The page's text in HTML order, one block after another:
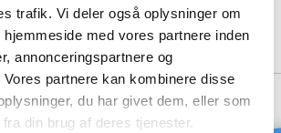
trafik. Vi deler også oplysninger om
med vores partnere inden
annonceringspartnere og
partnere kan kombinere disse
du har givet dem, eller som
din brug af deres tjenester.
PE EXCENTRISK VENTILATIONS REDUKTION,
EXCENTRISK VENTILATIONS REDUKTION,